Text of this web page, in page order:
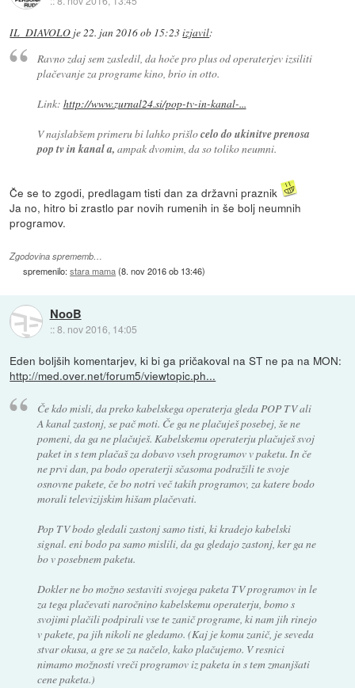
IL_DIAVOLO je22. jan 2016 ob 15:23izjavil:
Ravno zdaj sem zasledil, da hoče pro plus od operaterjev izsiliti
plačevanje za programe kino, brio in otto.
Link: http://www.zurnal24.si/pop-tv-in-kanal-...
V najslabšem primeru bi lahko prišlocelo do ukinitve prenosa
pop tv in kanal a, ampak dvomim, da so toliko neumni.
Če se to zgodi, predlagam tisti dan za državni praznik
Ja no, hitro bi zrastlo par novih rumenih in še bolj neumnih
programov.
Zgodovina sprememb…
spremenilo:stara mama(8. nov 2016 ob 13:46)
NooB
::8. nov 2016, 14:05
Eden boljših komentarjev, ki bi ga pričakoval na ST ne pa na MON:
http://med.over.net/forum5/viewtopic.ph...
Če kdo misli, da preko kabelskega operaterja gleda POP TV ali
A kanal zastonj, se pač moti. Če ga ne plačuješ posebej, še ne
pomeni, da ga ne plačuješ. Kabelskemu operaterju plačuješ svoj
paket in s tem plačaš za dobavo vseh programov v paketu. In če
ne prvi dan, pa bodo operaterji sčasoma podražili te svoje
osnovne pakete, če bo notri več takih programov, za katere bodo
morali televizijskim hišam plačevati.
Pop TV bodo gledali zastonj samo tisti, ki kradejo kabelski
signal. eni bodo pa samo mislili, da ga gledajo zastonj, ker ga ne
bo v posebnem paketu.
Dokler ne bo možno sestaviti svojega paketa TV programov in le
za tega plačevati naročnino kabelskemu operaterju, bomo s
svojimi plačili podpirali vse te zanič programe, ki nam jih rinejo
v pakete, pa jih nikoli ne gledamo. (Kaj je komu zanič, je seveda
stvar okusa, a gre se za načelo, kako plačujemo. V resnici
nimamo možnosti vreči programov iz paketa in s tem zmanjšati
cene paketa.)